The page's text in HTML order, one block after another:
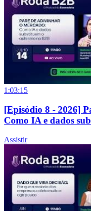
1:03:15
[Episódio 8 - 2026]
Como IA e dados
Assistir